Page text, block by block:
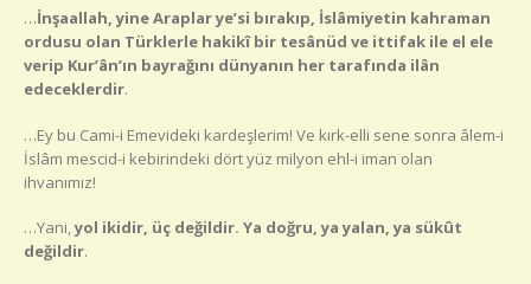
…İnşaallah, yine Araplar ye’si bırakıp, İslâmiyetin kahraman
ordusu olan Türklerle hakikî bir tesânüd ve ittifak ile el ele
verip Kur’ân’ın bayrağını dünyanın her tarafında ilân
edeceklerdir.
…Ey bu Cami-i Emevideki kardeşlerim! Ve kırk-elli sene sonra âlem-i
İslâm mescid-i kebirindeki dört yüz milyon ehl-i iman olan
ihvanımız!
…Yani,yol ikidir, üç değildir. Ya doğru, ya yalan, ya sükût
değildir.